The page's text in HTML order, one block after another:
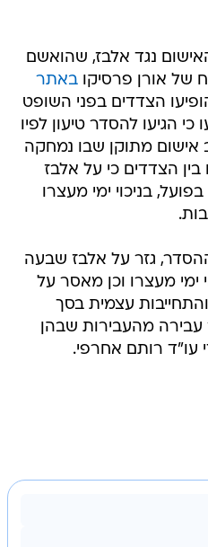
נגד אלבז, שהואשם
של אורן פרסיקובאתר
הצדדים בפני השופט
כי הגיעו להסדר טיעון לפיו
אישום מתוקן שבו נמחקה
הצדדים כי על אלבז
בניכוי ימי מעצרו
גזר על אלבז שבעה
ימי מעצרו וכן מאסר על
עצמית בסך
עבירה מהעבירות שבהן
עו"ד רותם אחרפי.